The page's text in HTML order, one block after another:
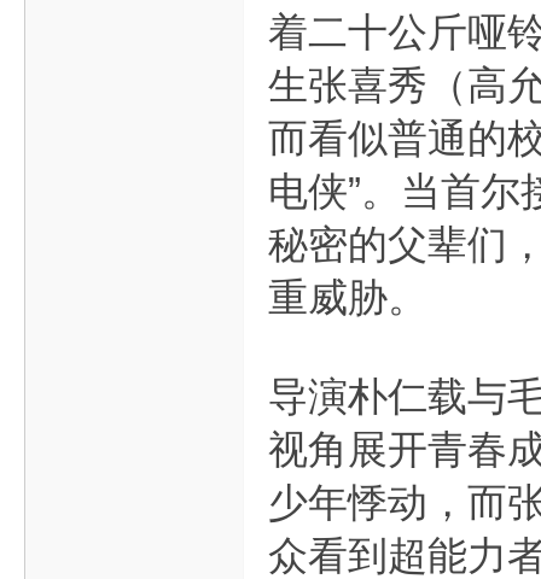
着二十公斤哑
生张喜秀（高
而看似普通的
电侠”。当首
秘密的父辈们
重威胁。
导演朴仁载与
视角展开青春
少年悸动，而
众看到超能力